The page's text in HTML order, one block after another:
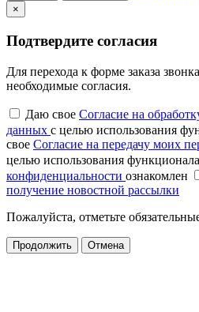
×
Подтвердите согласия
Для перехода к форме заказа
необходимые согласия.
Даю свое Согласие на
данных с целью использования
свое Согласие на передачу моих
целью использования
конфиденциальности ознакомлен
получение новостной рассылки
Пожалуйста, отметьте
Продолжить Отмена